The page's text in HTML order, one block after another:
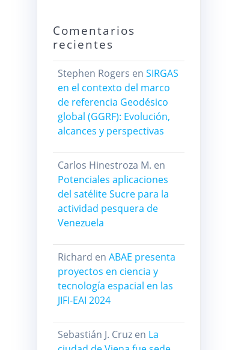
Comentarios
recientes
Stephen Rogers en SIRGAS
en el contexto del marco
de referencia Geodésico
global (GGRF): Evolución,
alcances y perspectivas
Carlos Hinestroza M. en
Potenciales aplicaciones
del satélite Sucre para la
actividad pesquera de
Venezuela
Richard en ABAE presenta
proyectos en ciencia y
tecnología espacial en las
JIFI-EAI 2024
Sebastián J. Cruzen La